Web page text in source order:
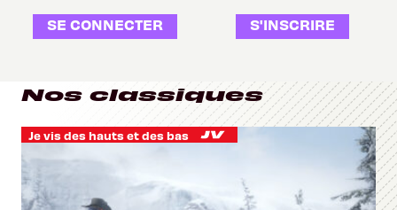
SE CONNECTER S'INSCRIRE
Nos classiques
Je vis des hauts et des bas